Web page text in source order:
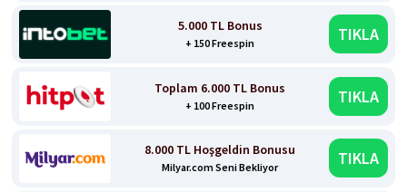
5.000 TL Bonus
+ 150 Freespin TIKLA
Toplam 6.000 TL Bonus
+ 100 Freespin TIKLA
8.000 TL Hoşgeldin Bonusu
Milyar.com Seni Bekliyor TIKLA